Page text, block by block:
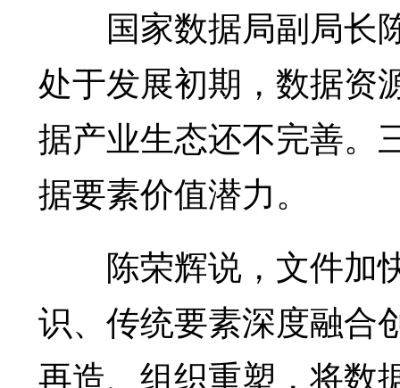
国家数据局副局长
处于发展初期，数据资
据产业生态还不完善。
据要素价值潜力。
陈荣辉说，文件加
识、传统要素深度融合
再造、组织重塑，将数